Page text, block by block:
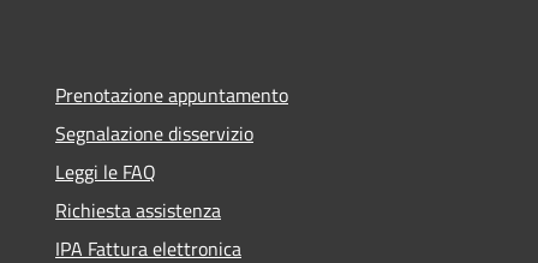
Prenotazione appuntamento
Segnalazione disservizio
Leggi le FAQ
Richiesta assistenza
IPA Fattura elettronica